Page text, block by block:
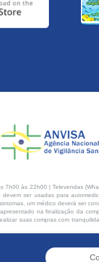
7h00 às 22h00 | Televendas
ser usadas para
um médico deverá ser
na finalização da
suas compras com